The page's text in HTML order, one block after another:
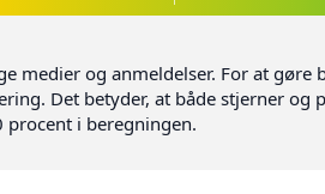
medier og anmeldelser. For at
Det betyder, at både stjerner og
procent i beregningen.